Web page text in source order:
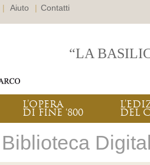
| Aiuto | Contatti
“LA
L’OPERA
DI FINE ‘800 DEL